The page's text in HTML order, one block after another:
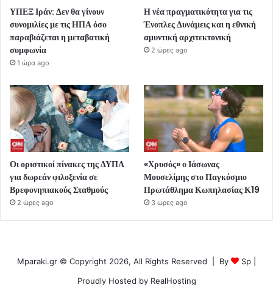
ΥΠΕΞ Ιράν: Δεν θα γίνουν
συνομιλίες με τις ΗΠΑ όσο
παραβιάζεται η μεταβατική
συμφωνία
1 ώρα ago
Η νέα πραγματικότητα για τις
Ένοπλες Δυνάμεις και η εθνική
αμυντική αρχιτεκτονική
2 ώρες ago
Οι οριστικοί πίνακες της ΔΥΠΑ
για δωρεάν φιλοξενία σε
Βρεφονηπιακούς Σταθμούς
2 ώρες ago
«Χρυσός» ο Ιάσωνας
Μουσελίμης στο Παγκόσμιο
Πρωτάθλημα Κωπηλασίας Κ19
3 ώρες ago
Mparaki.gr © Copyright 2026, All Rights Reserved | By Sp
Proudly Hosted by RealHosting